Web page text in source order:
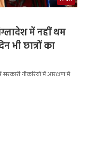
में नहीं थम
भी छात्रों का
नौकरियों में आरक्षण में